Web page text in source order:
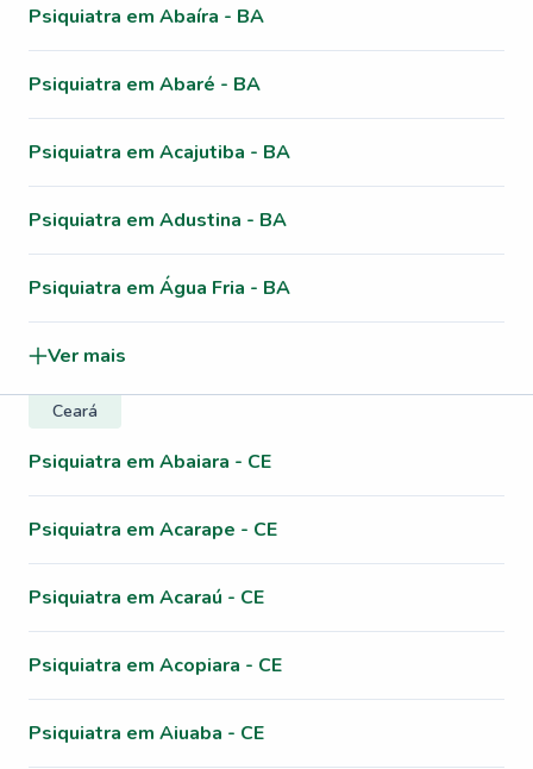
Psiquiatra em Abaíra - BA
Psiquiatra em Abaré - BA
Psiquiatra em Acajutiba - BA
Psiquiatra em Adustina - BA
Psiquiatra em Água Fria - BA
Ver mais
Ceará
Psiquiatra em Abaiara - CE
Psiquiatra em Acarape - CE
Psiquiatra em Acaraú - CE
Psiquiatra em Acopiara - CE
Psiquiatra em Aiuaba - CE